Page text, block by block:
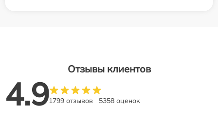
Отзывы клиентов
4.91799 отзывов 5358 оценок